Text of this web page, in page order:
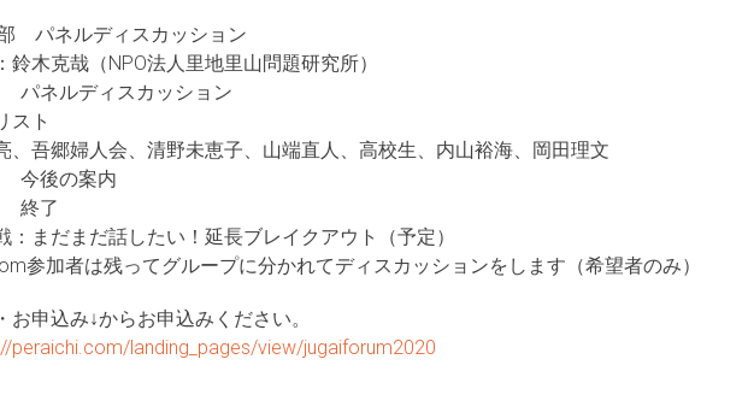
パネルディスカッション
鈴木克哉（NPO法人里地里山問題研究所）
パネルディスカッション
スト
、吾郷婦人会、清野未恵子、山端直人、高校生、内山裕海、岡田理文
今後の案内
終了
：まだまだ話したい！延長ブレイクアウト（予定）
参加者は残ってグループに分かれてディスカッションをします（希望者のみ）
お申込み↓からお申込みください。
peraichi.com/landing_pages/view/jugaiforum2020